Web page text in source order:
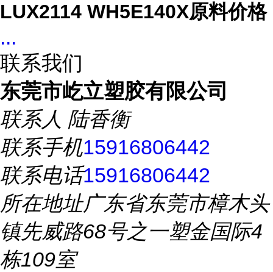
LUX2114 WH5E140X原料价格
...
联系我们
东莞市屹立塑胶有限公司
联系人 陆香衡
联系手机15916806442
联系电话15916806442
所在地址广东省东莞市樟木头
镇先威路68号之一塑金国际4
栋109室